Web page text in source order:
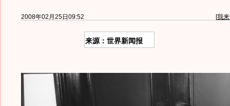
2008年02月25日09:52 [我
来源：世界新闻报